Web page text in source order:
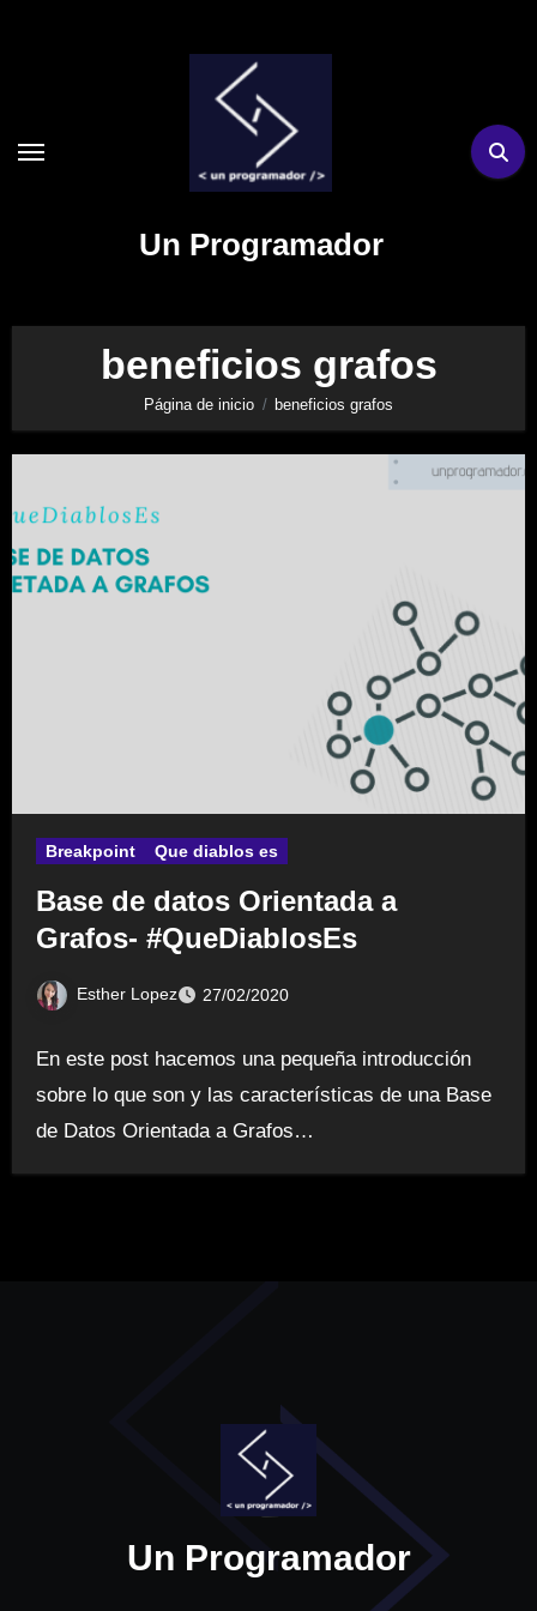
Un Programador
beneficios grafos
Página de inicio beneficios grafos
Breakpoint Que diablos es
Base de datos Orientada a
Grafos- #QueDiablosEs
Esther Lopez 27/02/2020
En este post hacemos una pequeña introducción
sobre lo que son y las características de una Base
de Datos Orientada a Grafos…
Un Programador